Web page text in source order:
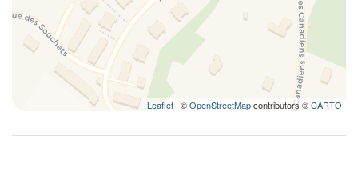
Leaflet | ©OpenStreetMapcontributors ©CARTO